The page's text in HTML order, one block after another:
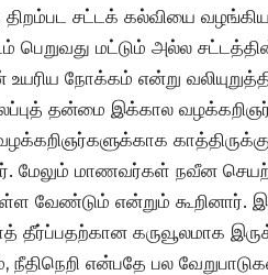
சட்டக் கல்வியை
பெறுவது மட்டும் அல்ல
நோக்கம் என்று
தன்மை இக்கால
மேலும் மாணவர்கள் நவீன
வேண்டும் என்றும் கூறினார்.
தீர்ப்பதற்கான கருவூலமாக
நீதிநெறி என்பதே பல